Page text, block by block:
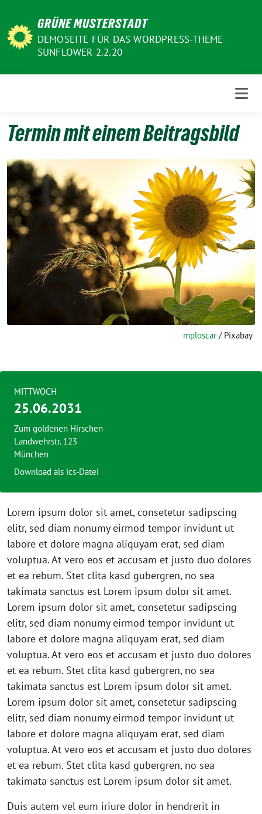
zum
Inhalt
GRÜNE MUSTERSTADT
DEMOSEITE FÜR DAS WORDPRESS-THEME
SUNFLOWER 2.2.20
Termin mit einem Beitragsbild
mploscar/ Pixabay
Lorem ipsum dolor sit amet, consetetur sadipscing
elitr, sed diam nonumy eirmod tempor invidunt ut
labore et dolore magna aliquyam erat, sed diam
voluptua. At vero eos et accusam et justo duo dolores
et ea rebum. Stet clita kasd gubergren, no sea
takimata sanctus est Lorem ipsum dolor sit amet.
Lorem ipsum dolor sit amet, consetetur sadipscing
elitr, sed diam nonumy eirmod tempor invidunt ut
labore et dolore magna aliquyam erat, sed diam
voluptua. At vero eos et accusam et justo duo dolores
et ea rebum. Stet clita kasd gubergren, no sea
takimata sanctus est Lorem ipsum dolor sit amet.
Lorem ipsum dolor sit amet, consetetur sadipscing
elitr, sed diam nonumy eirmod tempor invidunt ut
labore et dolore magna aliquyam erat, sed diam
voluptua. At vero eos et accusam et justo duo dolores
et ea rebum. Stet clita kasd gubergren, no sea
takimata sanctus est Lorem ipsum dolor sit amet.
Duis autem vel eum iriure dolor in hendrerit in
MITTWOCH
25.06.2031
Zum goldenen Hirschen
Landwehrstr. 123
München
Download als ics-Datei